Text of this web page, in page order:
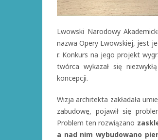
Lwowski Narodowy
nazwa Opery Lwowskiej, jest
r. Konkurs na jego projekt
twórca wykazał się
koncepcji.
Wizja architekta zakładała
zabudowę, pojawił się
Problem ten rozwiązano
a nad nim wybudowano